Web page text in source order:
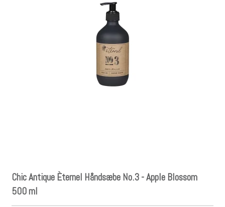
Chic Antique Èternel Håndsæbe No.3 - Apple Blossom
500 ml